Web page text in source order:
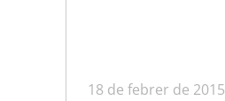
18 de febrer de 2015